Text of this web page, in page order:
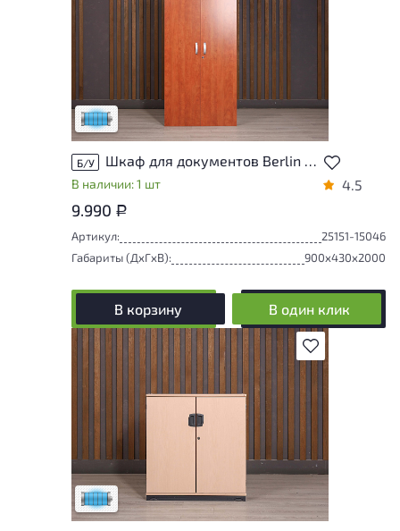
Состояние товара приближено к новому,
Низкая степень износа
Б/У Шкаф для документов Berlin ДСП Орех Россия
В наличии: 1 шт 4.5
9.990 Р
Артикул:
25151-15046
Габариты (ДxГxВ):
900x430x2000
В корзину В один клик
В избранное
Состояние товара приближено к новому,
могут присутствовать незначительные
следы эксплуатации
Низкая степень износа